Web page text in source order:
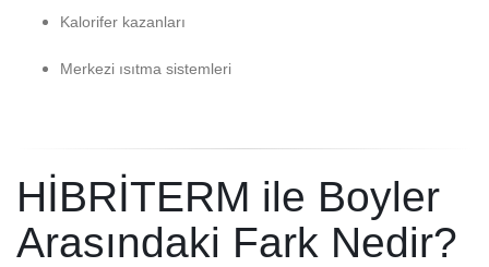
Kalorifer kazanları
Merkezi ısıtma sistemleri
HİBRİTERM ile Boyler
Arasındaki Fark Nedir?